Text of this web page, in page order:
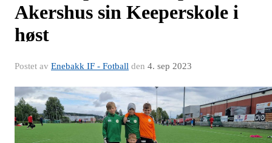
Akershus sin Keeperskole i
høst
Postet av Enebakk IF - Fotball den 4. sep 2023